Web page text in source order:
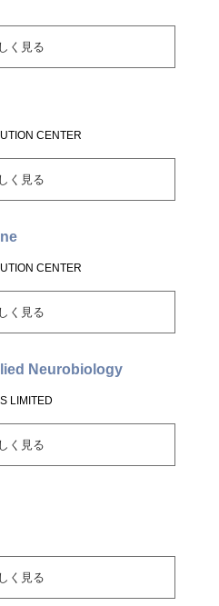
く見る
CENTER
く見る
CENTER
く見る
Neurobiology
LIMITED
く見る
く見る